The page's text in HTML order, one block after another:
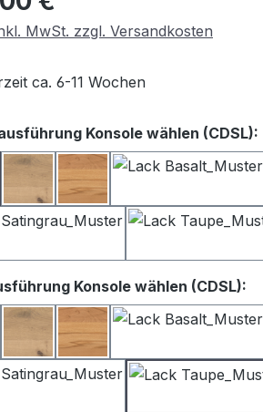
MwSt. zzgl. Versandkosten
ca. 6-11 Wochen
Konsole wählen (CDSL):
BalkeneicheKernbuche
Konsole wählen (CDSL):
BalkeneicheKernbuche